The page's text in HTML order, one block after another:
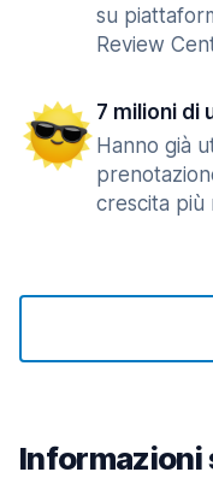
su
Review
7 milioni di
Hanno già
crescita più
Informazioni